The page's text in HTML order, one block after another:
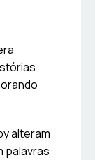
alteram
palavras